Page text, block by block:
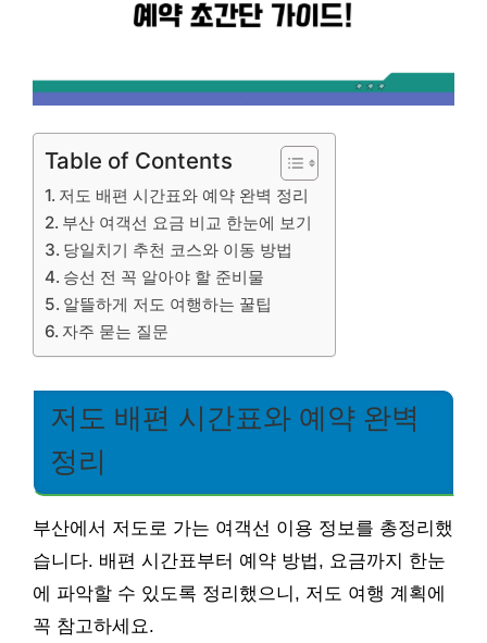
Table of Contents
저도 배편 시간표와 예약 완벽 정리
부산 여객선 요금 비교 한눈에 보기
당일치기 추천 코스와 이동 방법
승선 전 꼭 알아야 할 준비물
알뜰하게 저도 여행하는 꿀팁
자주 묻는 질문
저도 배편 시간표와 예약 완벽
정리
부산에서 저도로 가는 여객선 이용 정보를 총정리했
습니다. 배편 시간표부터 예약 방법, 요금까지 한눈
에 파악할 수 있도록 정리했으니, 저도 여행 계획에
꼭 참고하세요.